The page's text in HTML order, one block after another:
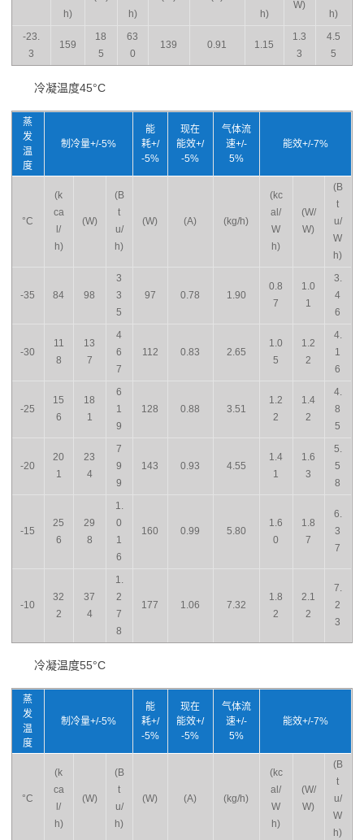
h)
h)
h)
W)
h)
-23.
3
159
18
5
63
0
139 0.91 1.15
1.3
3
4.5
5
冷凝温度45°C
蒸
发
温
度
制冷量+/-5%
能
耗+/
-5%
现在
能效+/
-5%
气体流
速+/-
5%
能效+/-7%
°C
(k
ca
l/
h)
(W)
(B
t
u/
h)
(W) (A) (kg/h)
(kc
al/
W
h)
(W/
W)
(B
t
u/
W
h)
-35 84 98
3
3
5
97 0.78 1.90
0.8
7
1.0
1
3.
4
6
-30
11
8
13
7
4
6
7
112 0.83 2.65
1.0
5
1.2
2
4.
1
6
-25
15
6
18
1
6
1
9
128 0.88 3.51
1.2
2
1.4
2
4.
8
5
-20
20
1
23
4
7
9
9
143 0.93 4.55
1.4
1
1.6
3
5.
5
8
-15
25
6
29
8
1.
0
1
6
160 0.99 5.80
1.6
0
1.8
7
6.
3
7
-10
32
2
37
4
1.
2
7
8
177 1.06 7.32
1.8
2
2.1
2
7.
2
3
冷凝温度55°C
蒸
发
温
度
制冷量+/-5%
能
耗+/
-5%
现在
能效+/
-5%
气体流
速+/-
5%
能效+/-7%
°C
(k
ca
l/
h)
(W)
(B
t
u/
h)
(W) (A) (kg/h)
(kc
al/
W
h)
(W/
W)
(B
t
u/
W
h)